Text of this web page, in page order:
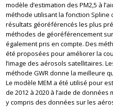
modèle d’estimation des PM2,5 à
méthode utilisant la fonction Spline
résultats géoréférencés les plus
méthodes de géoréférencement
également pris en compte. Des
été proposées pour améliorer la
l’image des aérosols satellitaires.
méthode GWR donne la meilleure
Le modèle MEM a été utilisé pour
de 2012 à 2020 à l’aide de
y compris des données sur les